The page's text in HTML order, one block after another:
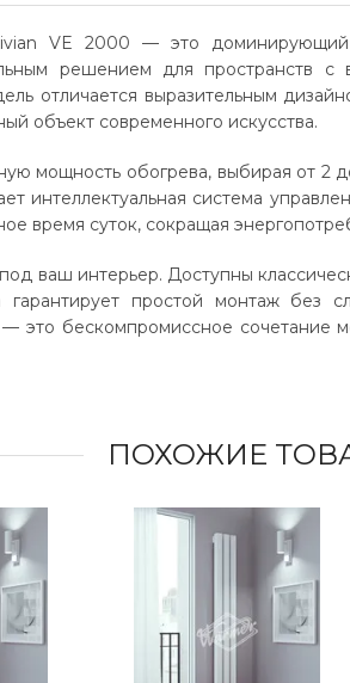
VE 2000 — это
решением для пространств с
отличается выразительным
объект современного искусства.
мощность обогрева, выбирая от 2
интеллектуальная система
время суток, сокращая
ваш интерьер. Доступны
простой монтаж без
это бескомпромиссное
ПОХОЖИЕ